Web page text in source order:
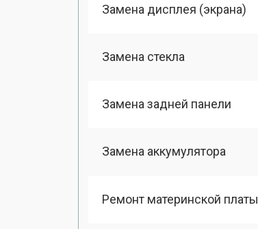
Замена дисплея (экрана)
Замена стекла
Замена задней панели
Замена аккумулятора
Ремонт материнской платы